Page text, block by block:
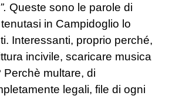
Queste sono le parole di
in Campidoglio lo
Interessanti, proprio perché,
incivile, scaricare musica
multare, di
legali, file di ogni